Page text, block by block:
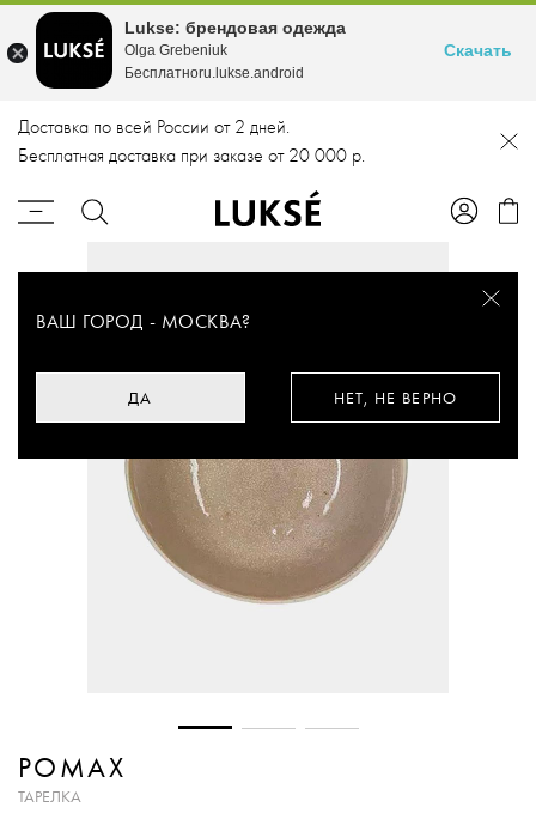
Доставка по всей России от 2 дней.
Бесплатная доставка при заказе от 20 000 р.
ВАШ ГОРОД - МОСКВА?
ДА НЕТ, НЕ ВЕРНО
POMAX
ТАРЕЛКА
Lukse: брендовая одежда
Olga Grebeniuk
Бесплатноru.lukse.android
Скачать